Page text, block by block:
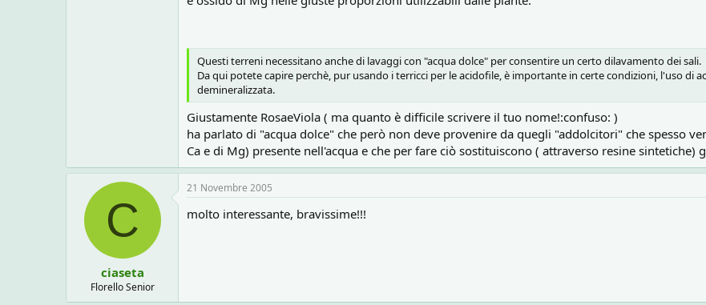
Questi terreni necessitano anche di lavaggi con "acqua dolce" per consentire un certo dilavamento dei sali.
Da qui potete capire perchè, pur usando i terricci per le acidofile, è importante in certe condizioni, l'uso di
demineralizzata.
Giustamente RosaeViola ( ma quanto è difficile scrivere il tuo nome!:confuso: )
ha parlato di "acqua dolce" che però non deve provenire da quegli "addolcitori" che spesso
Ca e di Mg) presente nell'acqua e che per fare ciò sostituiscono ( attraverso resine
C
ciaseta
Florello Senior
21 Novembre 2005
molto interessante, bravissime!!!